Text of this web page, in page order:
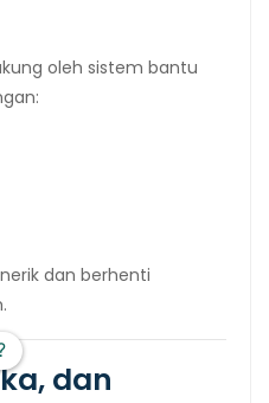
oleh sistem bantu
dan berhenti
dan